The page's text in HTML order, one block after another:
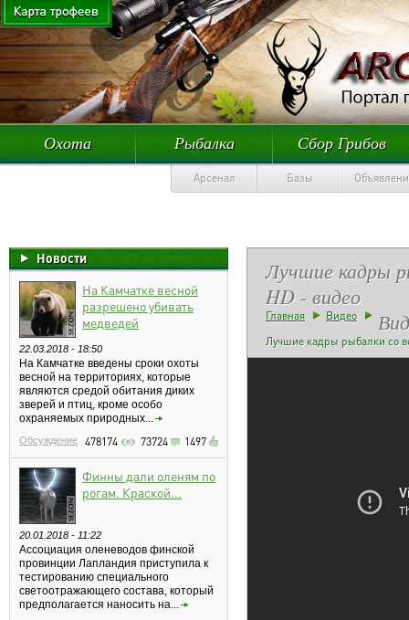
Охота Рыбалка Сбор Грибов
Арсенал Базы
Новости
На Камчатке весной
разрешено убивать
медведей
22.03.2018 - 18:50
На Камчатке введены сроки охоты
весной на территориях, которые
являются средой обитания диких
зверей и птиц, кроме особо
охраняемых природных...
Обсуждение 478174 73724 1497
Финны дали оленям по
рогам. Краской...
20.01.2018 - 11:22
Ассоциация оленеводов финской
провинции Лапландия приступила к
тестированию специального
светоотражающего состава, который
предполагается наносить на...
Лучшие кадры
HD - видео
Главная Видео
Лучшие кадры рыбалки со